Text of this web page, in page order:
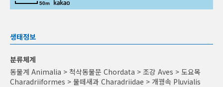
50m
생태정보
분류체계
동물계 Animalia > 척삭동물문 Chordata > 조강 Aves > 도요목
Charadriiformes > 물떼새과 Charadriidae > 개꿩속 Pluvialis